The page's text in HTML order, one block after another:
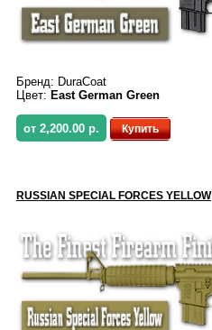
Бренд: DuraCoat
Цвет: East German Green
от 2,200.00 р. Купить
RUSSIAN SPECIAL FORCES YELLOW